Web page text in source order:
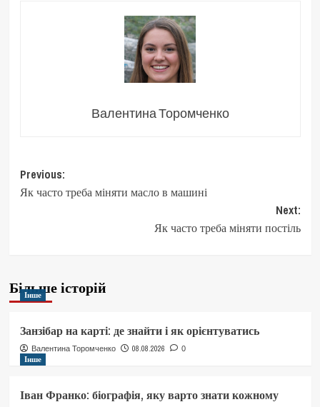
Валентина Торомченко
Post
navigation
Previous:
Як часто треба міняти масло в машині
Next:
Як часто треба міняти постіль
Більше історій
Інше
Занзібар на карті: де знайти і як орієнтуватись
Валентина Торомченко 08.08.2026 0
Інше
Іван Франко: біографія, яку варто знати кожному